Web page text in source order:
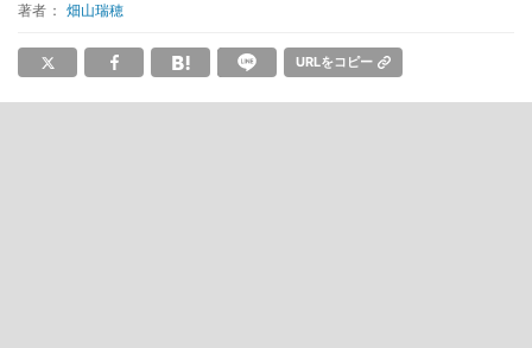
著者： 畑山瑞穂
URLをコピー